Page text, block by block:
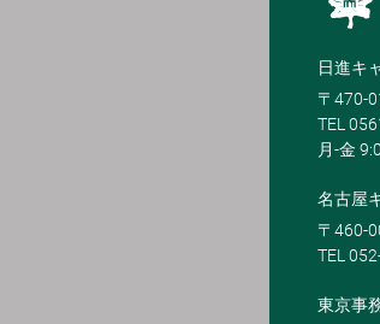
日進キ
〒470-
TEL
月-金
名古屋
〒460-
TEL
東京事